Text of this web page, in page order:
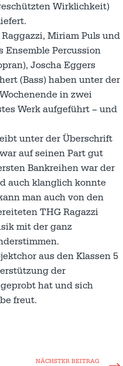
Wirklichkeit)
Miriam Puls und
Ensemble Percussion
Joscha Eggers
(Bass) haben unter der
in zwei
Werk aufgeführt – und
unter der Überschrift
auf seinen Part gut
Bankreihen war der
auch klanglich konnte
man auch von den
THG Ragazzi
mit der ganz
aus den Klassen 5
der
hat und sich
freut.
NÄCHSTER BEITRAG